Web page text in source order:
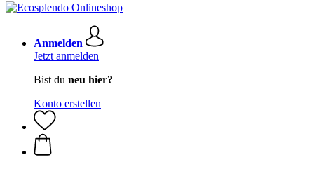
Anmelden
Jetzt anmelden
Bist du neu hier?
Konto erstellen